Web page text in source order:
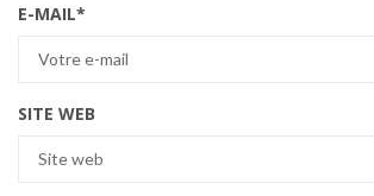
E-MAIL*
SITE WEB